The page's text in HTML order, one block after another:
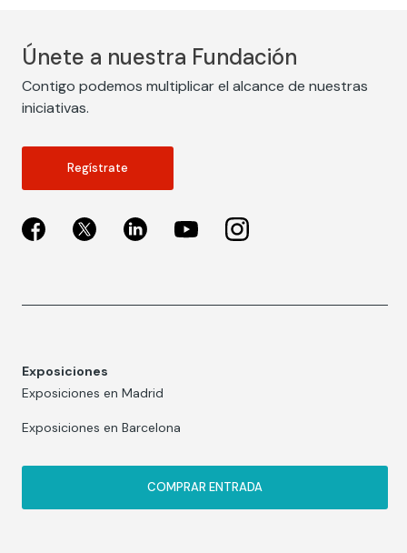
Únete a nuestra Fundación
Contigo podemos multiplicar el alcance de nuestras
iniciativas.
Regístrate
Exposiciones
Exposiciones en Madrid
Exposiciones en Barcelona
COMPRAR ENTRADA